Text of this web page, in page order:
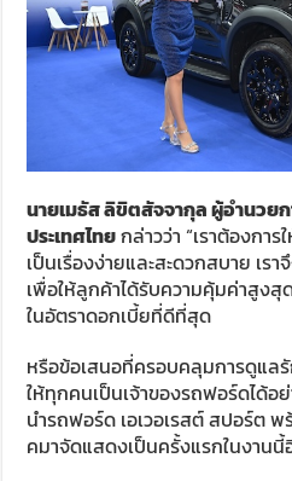
นายเมธัส ลิขิตสัจจากุล ผู้อำนวย
ประเทศไทยกล่าวว่า “เราต้องกา
เป็นเรื่องง่ายและสะดวกสบาย เร
เพื่อให้ลูกค้าได้รับความคุ้มค่าสูงสุ
ในอัตราดอกเบี้ยที่ดีที่สุด
หรือข้อเสนอที่ครอบคลุมการดูแลรั
ให้ทุกคนเป็นเจ้าของรถฟอร์ดได้อย่
นำรถฟอร์ด เอเวอเรสต์ สปอร์ต
คมาจัดแสดงเป็นครั้งแรกในงานนี้